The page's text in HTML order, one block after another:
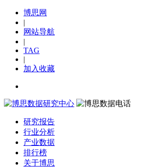
博思网
|
网站导航
|
TAG
|
加入收藏
研究报告
行业分析
产业数据
排行榜
关于博思